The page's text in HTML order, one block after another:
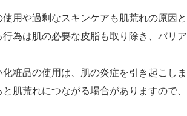
用や過剰なスキンケアも肌荒れの原因
為は肌の必要な皮脂も取り除き、バリ
化粧品の使用は、肌の炎症を引き起こし
肌荒れにつながる場合がありますので